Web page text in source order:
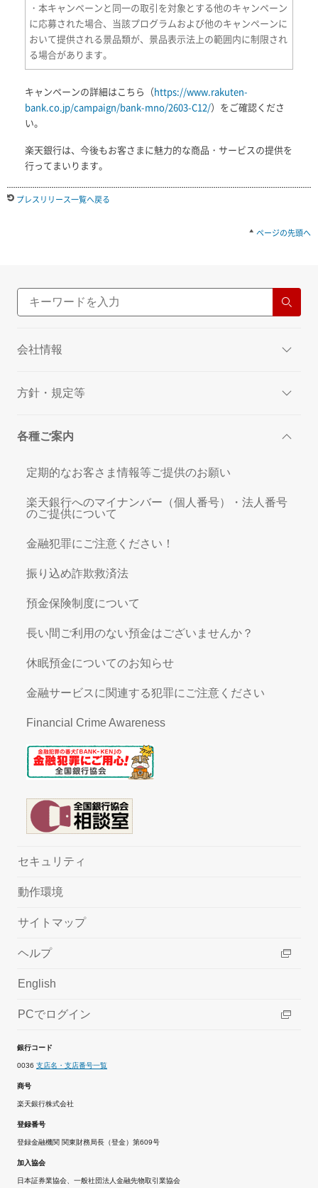
・本キャンペーンと同一の取引を対象とする他のキャンペーン
に応募された場合、当該プログラムおよび他のキャンペーンに
おいて提供される景品類が、景品表示法上の範囲内に制限され
る場合があります。
キャンペーンの詳細はこちら（https://www.rakuten-
bank.co.jp/campaign/bank-mno/2603-C12/）をご確認くださ
い。
楽天銀行は、今後もお客さまに魅力的な商品・サービスの提供を
行ってまいります。
プレスリリース一覧へ戻る
ページの先頭へ
会社情報
方針・規定等
各種ご案内
定期的なお客さま情報等ご提供のお願い
楽天銀行へのマイナンバー（個人番号）・法人番号
のご提供について
金融犯罪にご注意ください！
振り込め詐欺救済法
預金保険制度について
長い間ご利用のない預金はございませんか？
休眠預金についてのお知らせ
金融サービスに関連する犯罪にご注意ください
Financial Crime Awareness
セキュリティ
動作環境
サイトマップ
ヘルプ
English
PCでログイン
銀行コード
0036 支店名・支店番号一覧
商号
楽天銀行株式会社
登録番号
登録金融機関 関東財務局長（登金）第609号
加入協会
日本証券業協会、一般社団法人金融先物取引業協会